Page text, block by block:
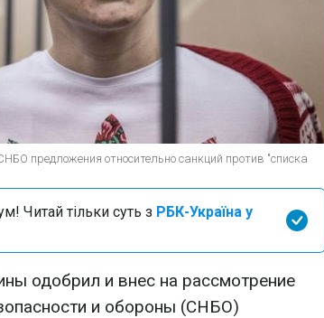
предложения относительно санкций против "списка
Читай тільки суть з РБК-Україна у
одобрил и внес на рассмотрение
и обороны (СНБО)